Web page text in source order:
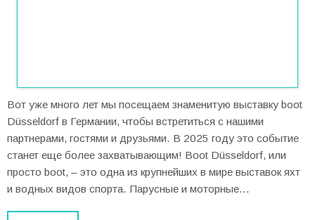
Вот уже много лет мы посещаем знаменитую выставку boot
Düsseldorf в Германии, чтобы встретиться с нашими
партнерами, гостями и друзьями. В 2025 году это событие
станет еще более захватывающим! Boot Düsseldorf, или
просто boot, – это одна из крупнейших в мире выставок яхт
и водных видов спорта. Парусные и моторные…